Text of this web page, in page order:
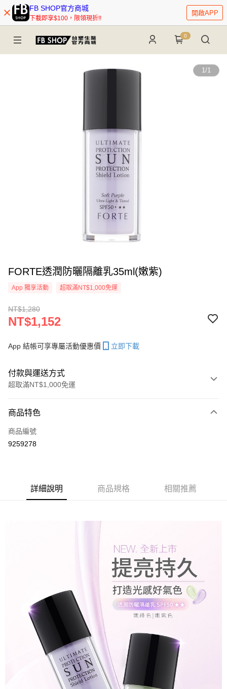
FB SHOP官方商城
下載即享$100，限領現折!!
開啟APP
0
1/1
FORTE透潤防曬隔離乳35ml(嫩紫)
App 獨享活動 超取滿NT$1,000免運
NT$1,280
NT$1,152
App 結帳可享專屬活動優惠價 立即下載
付款與運送方式
超取滿NT$1,000免運
信用卡一次付款
信用卡分期付款
上海商業儲蓄銀行
台北富邦商業銀行
國泰世華商業銀行
永豐商業銀行
星展（台灣）商業銀行
中國信託商業銀行
LINE Pay
【大哥付你分期使用說明】
1.本服務由台灣大哥大提供，台灣大哥大用戶可立即使用無須另外申請。
2.付款方式選擇「大哥付你分期」，訂單成立後會自動跳轉到大哥付的交易
流程，驗證手機門號後，選擇欲分期的期數、繳款截止日，確認付款後即完
3.實際核准額度、可分期數及費用金額請依後續交易確認頁面所載為準。
4.訂單成立30分鐘內，如未前往確認交易或遇審核未通過，訂單將自動取
消。如遇「轉專審核」未通過狀況，表示未達大哥付你分期系統評分，恕無
法說明評估內容。
AFTEE先享後付
相關說明
【關於「AFTEE先享後付」】
AFTEE先享後付是「在收到商品之後才付款」的支付方式。 讓您購物簡單
便利好安心！
１．簡單：不需註冊會員、不需綁卡、不需儲值。
２．便利：只要手機號碼，簡訊認證，即可結帳。
３．安心：先確認商品／服務後，再付款。
Hami Point
「Hami Point」為中華電信所提供之點數服務，可於會員專區綁定中華電信
會員帳號後，即可在購物車使用 Hami Point 折抵消費金額 (1點等於1元)。
商品特色
商品編號
9259278
詳細說明 商品規格 相關推薦